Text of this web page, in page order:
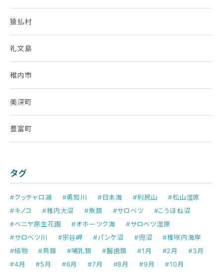
猿払村
礼文島
稚内市
美深町
豊富町
タグ
#クッチャロ湖 #勇知川 #日本海 #利尻山
#松山湿原
#キノコ
#稚内大沼 #魚類 #サロベツ
#こうほね沼
#ベニヤ原生花園
#オホーツク海
#サロベツ湿原
#サロベツ川
#宗谷岬 #パンケ沼 #兜沼
#稚咲内海岸
#植物
#鳥類 #哺乳類 #齧歯類 #1月 #2月
#3月
#4月
#5月 #6月 #7月 #8月 #9月
#10月